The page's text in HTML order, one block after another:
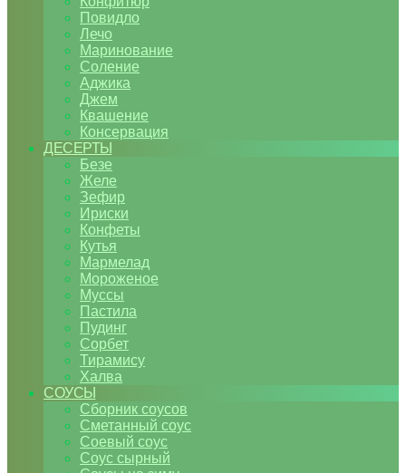
Повидло
Лечо
Маринование
Соление
Аджика
Джем
Квашение
Консервация
ДЕСЕРТЫ
Безе
Желе
Зефир
Ириски
Конфеты
Кутья
Мармелад
Мороженое
Муссы
Пастила
Пудинг
Сорбет
Тирамису
Халва
СОУСЫ
Сборник соусов
Сметанный соус
Соевый соус
Соус сырный